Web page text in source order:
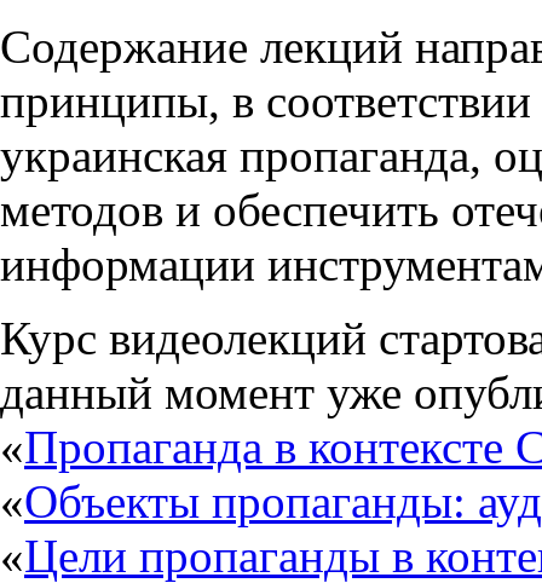
Содержание лекций
принципы, в
украинская пропаганда,
методов и обеспечить
информации
Курс видеолекций
данный момент уже
«Пропаганда в
«Объекты пропаганды:
«Цели пропаганды в